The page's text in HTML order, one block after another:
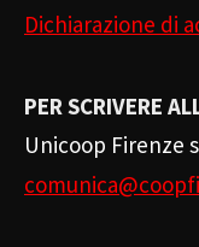
Dichiarazione di
PER SCRIVERE
Unicoop Firenze